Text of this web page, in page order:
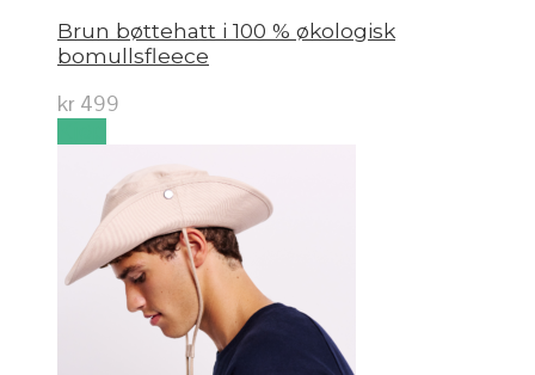
Brun bøttehatt i 100 % økologisk
bomullsfleece
kr 499